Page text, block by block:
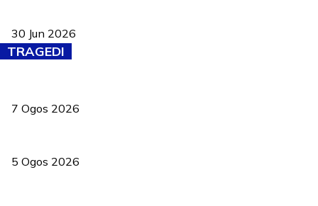
30 Jun 2026
TRAGEDI
7 Ogos 2026
5 Ogos 2026